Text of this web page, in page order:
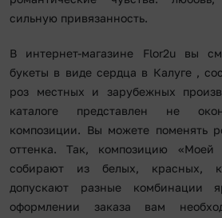
сильную привязанность.
В интернет-магазине Flor2u вы
букеты в виде сердца в Калуге ,
роз местных и зарубежных
каталоге представлен не
композиции. Вы можете поменять
оттенка. Так, композицию «Моей
собирают из белых, красных,
допускают разные комбинации
оформлении заказа вам